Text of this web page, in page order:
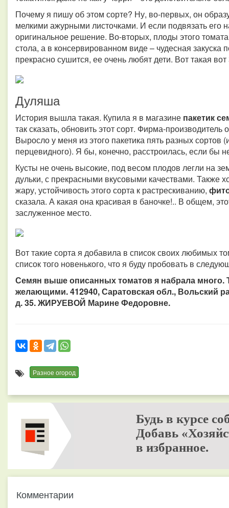
Почему я пишу об этом сорте? Ну, во-первых, он
мелкими ажурными листочками. И если подвязать его
оригинальное решение. Во-вторых, плоды этого
стола, а в консервированном виде – чудесная
прекрасно сушится, ее очень любят дети. Вот такая вот
Дуляша
История вышла такая. Купила я в магазине пакетик
так сказать, обновить этот сорт. Фирма-
Выросло у меня из этого пакетика пять разных сортов
перцевидного). Я бы, конечно, расстроилась, если бы
Кусты не очень высокие, под весом плодов легли на
дульки, с прекрасными вкусовыми качествами. Также
жару, устойчивость этого сорта к растрескиванию,
сказала. А какая она красивая в баночке!.. В общем,
заслуженное место.
Вот такие сорта я добавила в список своих любимых
список того новенького, что я буду пробовать в
Семян выше описанных томатов я набрала много.
желающими. 412940, Саратовская обл., Вольский
д. 35. ЖИРУЕВОЙ Марине Федоровне.
Разное огород
Будь в курсе
Добавь
в избранное.
Комментарии